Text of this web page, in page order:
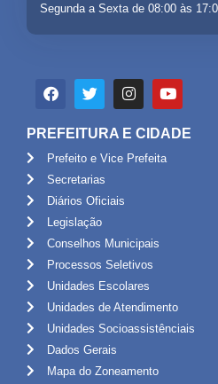
Segunda a Sexta de 08:00 às
PREFEITURA E CIDADE
Prefeito e Vice Prefeita
Secretarias
Diários Oficiais
Legislação
Conselhos Municipais
Processos Seletivos
Unidades Escolares
Unidades de Atendimento
Unidades Socioassistênciais
Dados Gerais
Mapa do Zoneamento